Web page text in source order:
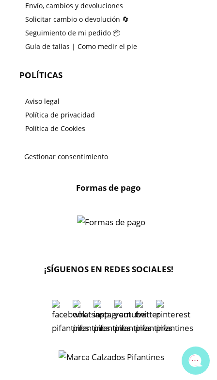
Envío, cambios y devoluciones
Solicitar cambio o devolución 🔄
Seguimiento de mi pedido 📦
Guía de tallas | Como medir el pie
POLÍTICAS
Aviso legal
Política de privacidad
Política de Cookies
Gestionar consentimiento
Formas de pago
¡SÍGUENOS EN REDES SOCIALES!
📞 Contactar Whatsapp
📧 Enviar mensaje
📦 Seguimiento de mi pedido